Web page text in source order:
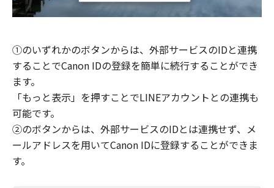
①のいずれかのボタンからは、外部サービスのIDと連携
することでCanon IDの登録を簡単に続行することができ
ます。
「もっと表示」を押すことでLINEアカウントとの連携も
可能です。
②のボタンからは、外部サービスのIDとは連携せず、メ
ールアドレスを用いてCanon IDに登録することができま
す。